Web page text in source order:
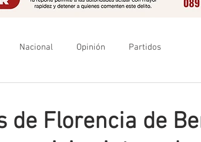
Nacional Opinión Partidos
de Florencia de